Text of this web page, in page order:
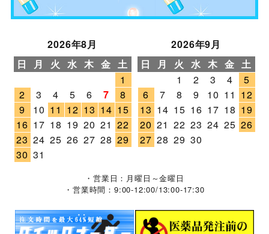
2026年8月
日
月 火 水 木 金 土
1
2
3 4 5 6 7
8
9
10 11 12 13 14 15
16 17 18 19 20 21 22
23 24 25 26 27 28 29
30 31
2026年9月
日
月 火 水 木 金 土
1
2 3 4
5
6
7 8 9 10 11 12
13 14 15 16 17 18 19
20 21 22 23 24 25 26
27 28 29 30
・営業日：月曜日～金曜日
・営業時間：9:00-12:00/13:00-17:30